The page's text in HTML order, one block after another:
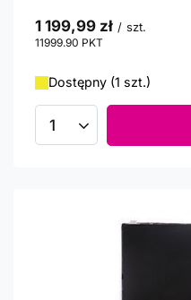
1 199,99 zł / szt.
11999.90 PKT
Dostępny (1 szt.)
Ilość produktów